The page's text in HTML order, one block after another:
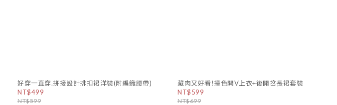
好穿一直穿.拼接設計排扣裙洋裝(附編織腰帶)
NT$499
NT$599
藏肉又好看!撞色開V上衣+後開岔長裙套裝
NT$599
NT$699